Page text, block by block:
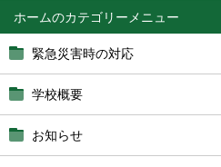
ホーム
緊急災害時の対応
学校概要
お知らせ